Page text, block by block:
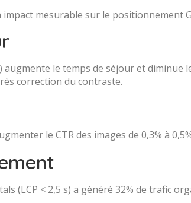
impact mesurable sur le positionnement
augmente le temps de séjour et diminue
correction du contraste.
le CTR des images de 0,3% à
(LCP < 2,5 s) a généré 32% de trafic